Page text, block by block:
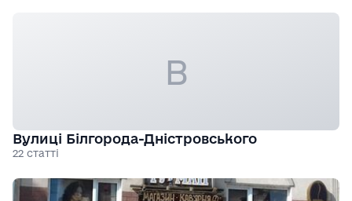
В
Вулиці Білгорода-Дністровського
22 статті